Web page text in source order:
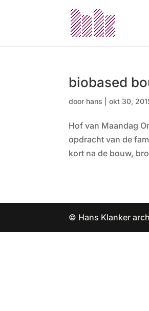
biobased
door hans |okt 30,
Hof van Maandag
opdracht van de
kort na de bouw,
© Hans Klanker